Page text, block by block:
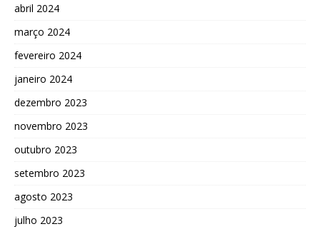
abril 2024
março 2024
fevereiro 2024
janeiro 2024
dezembro 2023
novembro 2023
outubro 2023
setembro 2023
agosto 2023
julho 2023